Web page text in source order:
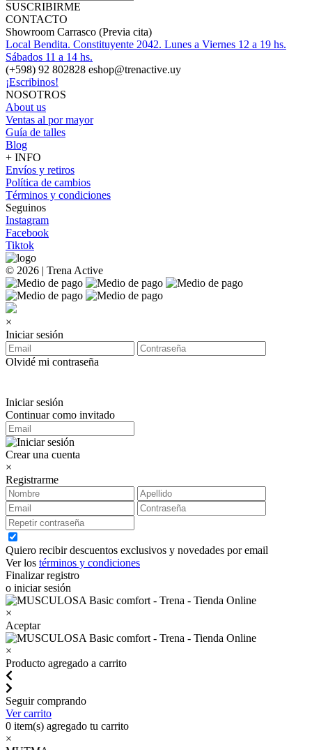
SUSCRIBIRME
CONTACTO
Showroom Carrasco (Previa cita)
Local Bendita. Constituyente 2042. Lunes a Viernes 12 a 19 hs.
Sábados 11 a 14 hs.
(+598) 92 802828 eshop@trenactive.uy
¡Escribinos!
NOSOTROS
About us
Ventas al por mayor
Guía de talles
Blog
+ INFO
Envíos y retiros
Política de cambios
Términos y condiciones
Seguinos
Instagram
Facebook
Tiktok
© 2026 | Trena Active
×
Iniciar sesión
Olvidé mi contraseña
Iniciar sesión
Continuar como invitado
Crear una cuenta
×
Registrarme
Quiero recibir descuentos exclusivos y novedades por email
Ver los términos y condiciones
Finalizar registro
o iniciar sesión
×
Aceptar
×
Producto agregado a carrito
Seguir comprando
Ver carrito
0 item(s) agregado tu carrito
×